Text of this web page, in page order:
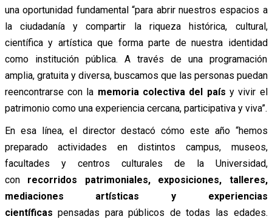
una oportunidad fundamental “para abrir nuestros espacios a
la ciudadanía y compartir la riqueza histórica, cultural,
científica y artística que forma parte de nuestra identidad
como institución pública. A través de una programación
amplia, gratuita y diversa, buscamos que las personas puedan
reencontrarse con la memoria colectiva del país y vivir el
patrimonio como una experiencia cercana, participativa y viva”.
En esa línea, el director destacó cómo este año “hemos
preparado actividades en distintos campus, museos,
facultades y centros culturales de la Universidad,
con recorridos patrimoniales, exposiciones, talleres,
mediaciones artísticas y experiencias
científicas pensadas para públicos de todas las edades.